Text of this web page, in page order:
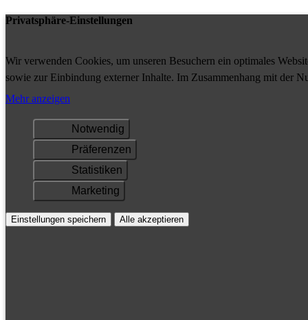
Privatsphäre-Einstellungen
Wir verwenden Cookies, um unseren Besuchern ein optimales
sowie zur Einbindung externer Inhalte. Im Zusammenhang mit der
Ihrem Gerät gespeichert und/oder abgerufen.
Mehr anzeigen
Notwendig
Präferenzen
Statistiken
Marketing
Einstellungen speichern Alle akzeptieren